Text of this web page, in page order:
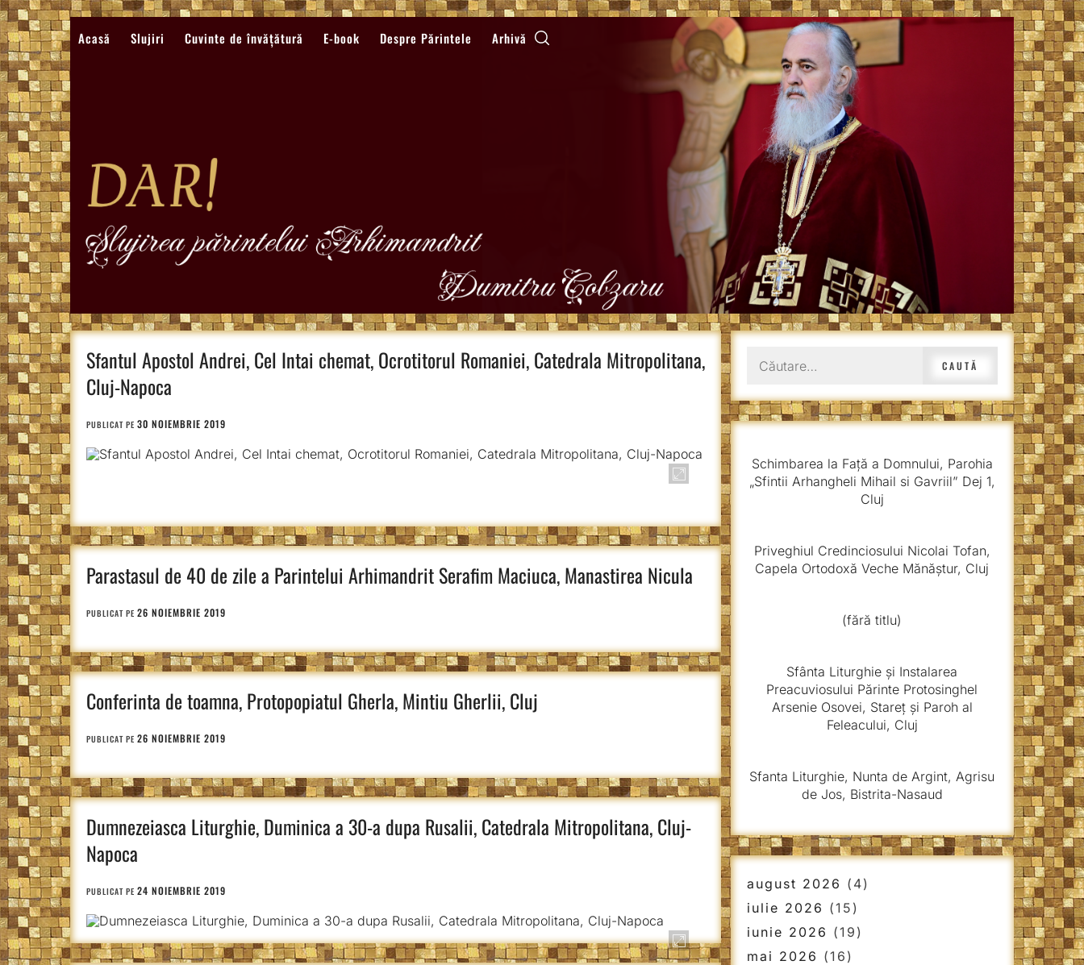
Sari
la
conținut
Acasă Slujiri Cuvinte de învățătură E-book Despre Părintele Arhivă
Sfantul Apostol Andrei, Cel Intai chemat, Ocrotitorul Romaniei, Catedrala Mitropolitana,
Cluj-Napoca
PUBLICAT PE 30 NOIEMBRIE 2019
Parastasul de 40 de zile a Parintelui Arhimandrit Serafim Maciuca, Manastirea Nicula
PUBLICAT PE 26 NOIEMBRIE 2019
Conferinta de toamna, Protopopiatul Gherla, Mintiu Gherlii, Cluj
PUBLICAT PE 26 NOIEMBRIE 2019
Dumnezeiasca Liturghie, Duminica a 30-a dupa Rusalii, Catedrala Mitropolitana, Cluj-
Napoca
PUBLICAT PE 24 NOIEMBRIE 2019
după:
Schimbarea la Față a Domnului, Parohia
„Sfintii Arhangheli Mihail si Gavriil” Dej 1,
Cluj
Priveghiul Credinciosului Nicolai Tofan,
Capela Ortodoxă Veche Mănăștur, Cluj
(fără titlu)
Sfânta Liturghie și Instalarea
Preacuviosului Părinte Protosinghel
Arsenie Osovei, Stareț și Paroh al
Feleacului, Cluj
Sfanta Liturghie, Nunta de Argint, Agrisu
de Jos, Bistrita-Nasaud
august 2026 (4)
iulie 2026 (15)
iunie 2026 (19)
mai 2026 (16)